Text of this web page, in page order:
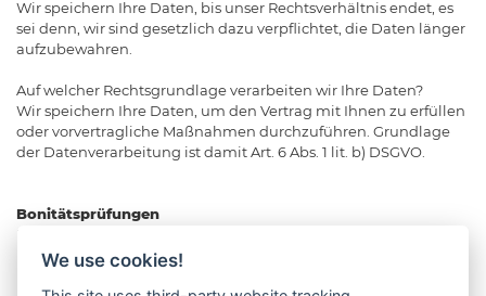
Wir speichern Ihre Daten, bis unser Rechtsverhältnis endet, es
sei denn, wir sind gesetzlich dazu verpflichtet, die Daten länger
aufzubewahren.
Auf welcher Rechtsgrundlage verarbeiten wir Ihre Daten?
Wir speichern Ihre Daten, um den Vertrag mit Ihnen zu erfüllen
oder vorvertragliche Maßnahmen durchzuführen. Grundlage
der Datenverarbeitung ist damit Art. 6 Abs. 1 lit. b) DSGVO.
Bonitätsprüfungen
bei der wir in Vorleistung gehen, können wir Bonitätsprüfungen
We use cookies!